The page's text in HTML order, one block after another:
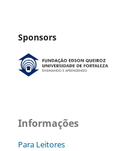
Sponsors
Informações
Para Leitores